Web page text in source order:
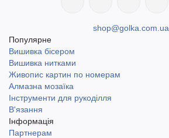
shop@golka.com.ua
Популярне
Вишивка бісером
Вишивка нитками
Живопис картин по номерам
Алмазна мозаїка
Інструменти для рукоділля
В'язання
Інформація
Партнерам